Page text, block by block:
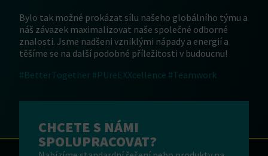
Bylo tak možné prokázat sílu našeho globálního týmu a
náš závazek maximalizovat naše společné odborné
znalosti. Jsme nadšeni vzniklými nápady a energií a
těšíme se na další podobné příležitosti v budoucnu!
#BetterTogether #PUreEXXcellence #Teamwork
CHCETE S NÁMI
SPOLUPRACOVAT?